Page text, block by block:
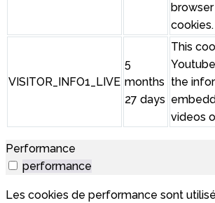
cookies.
VISITOR_INFO1_LIVE
5
months
27 days
This
the
videos
Performance
performance
Les cookies de performance sont